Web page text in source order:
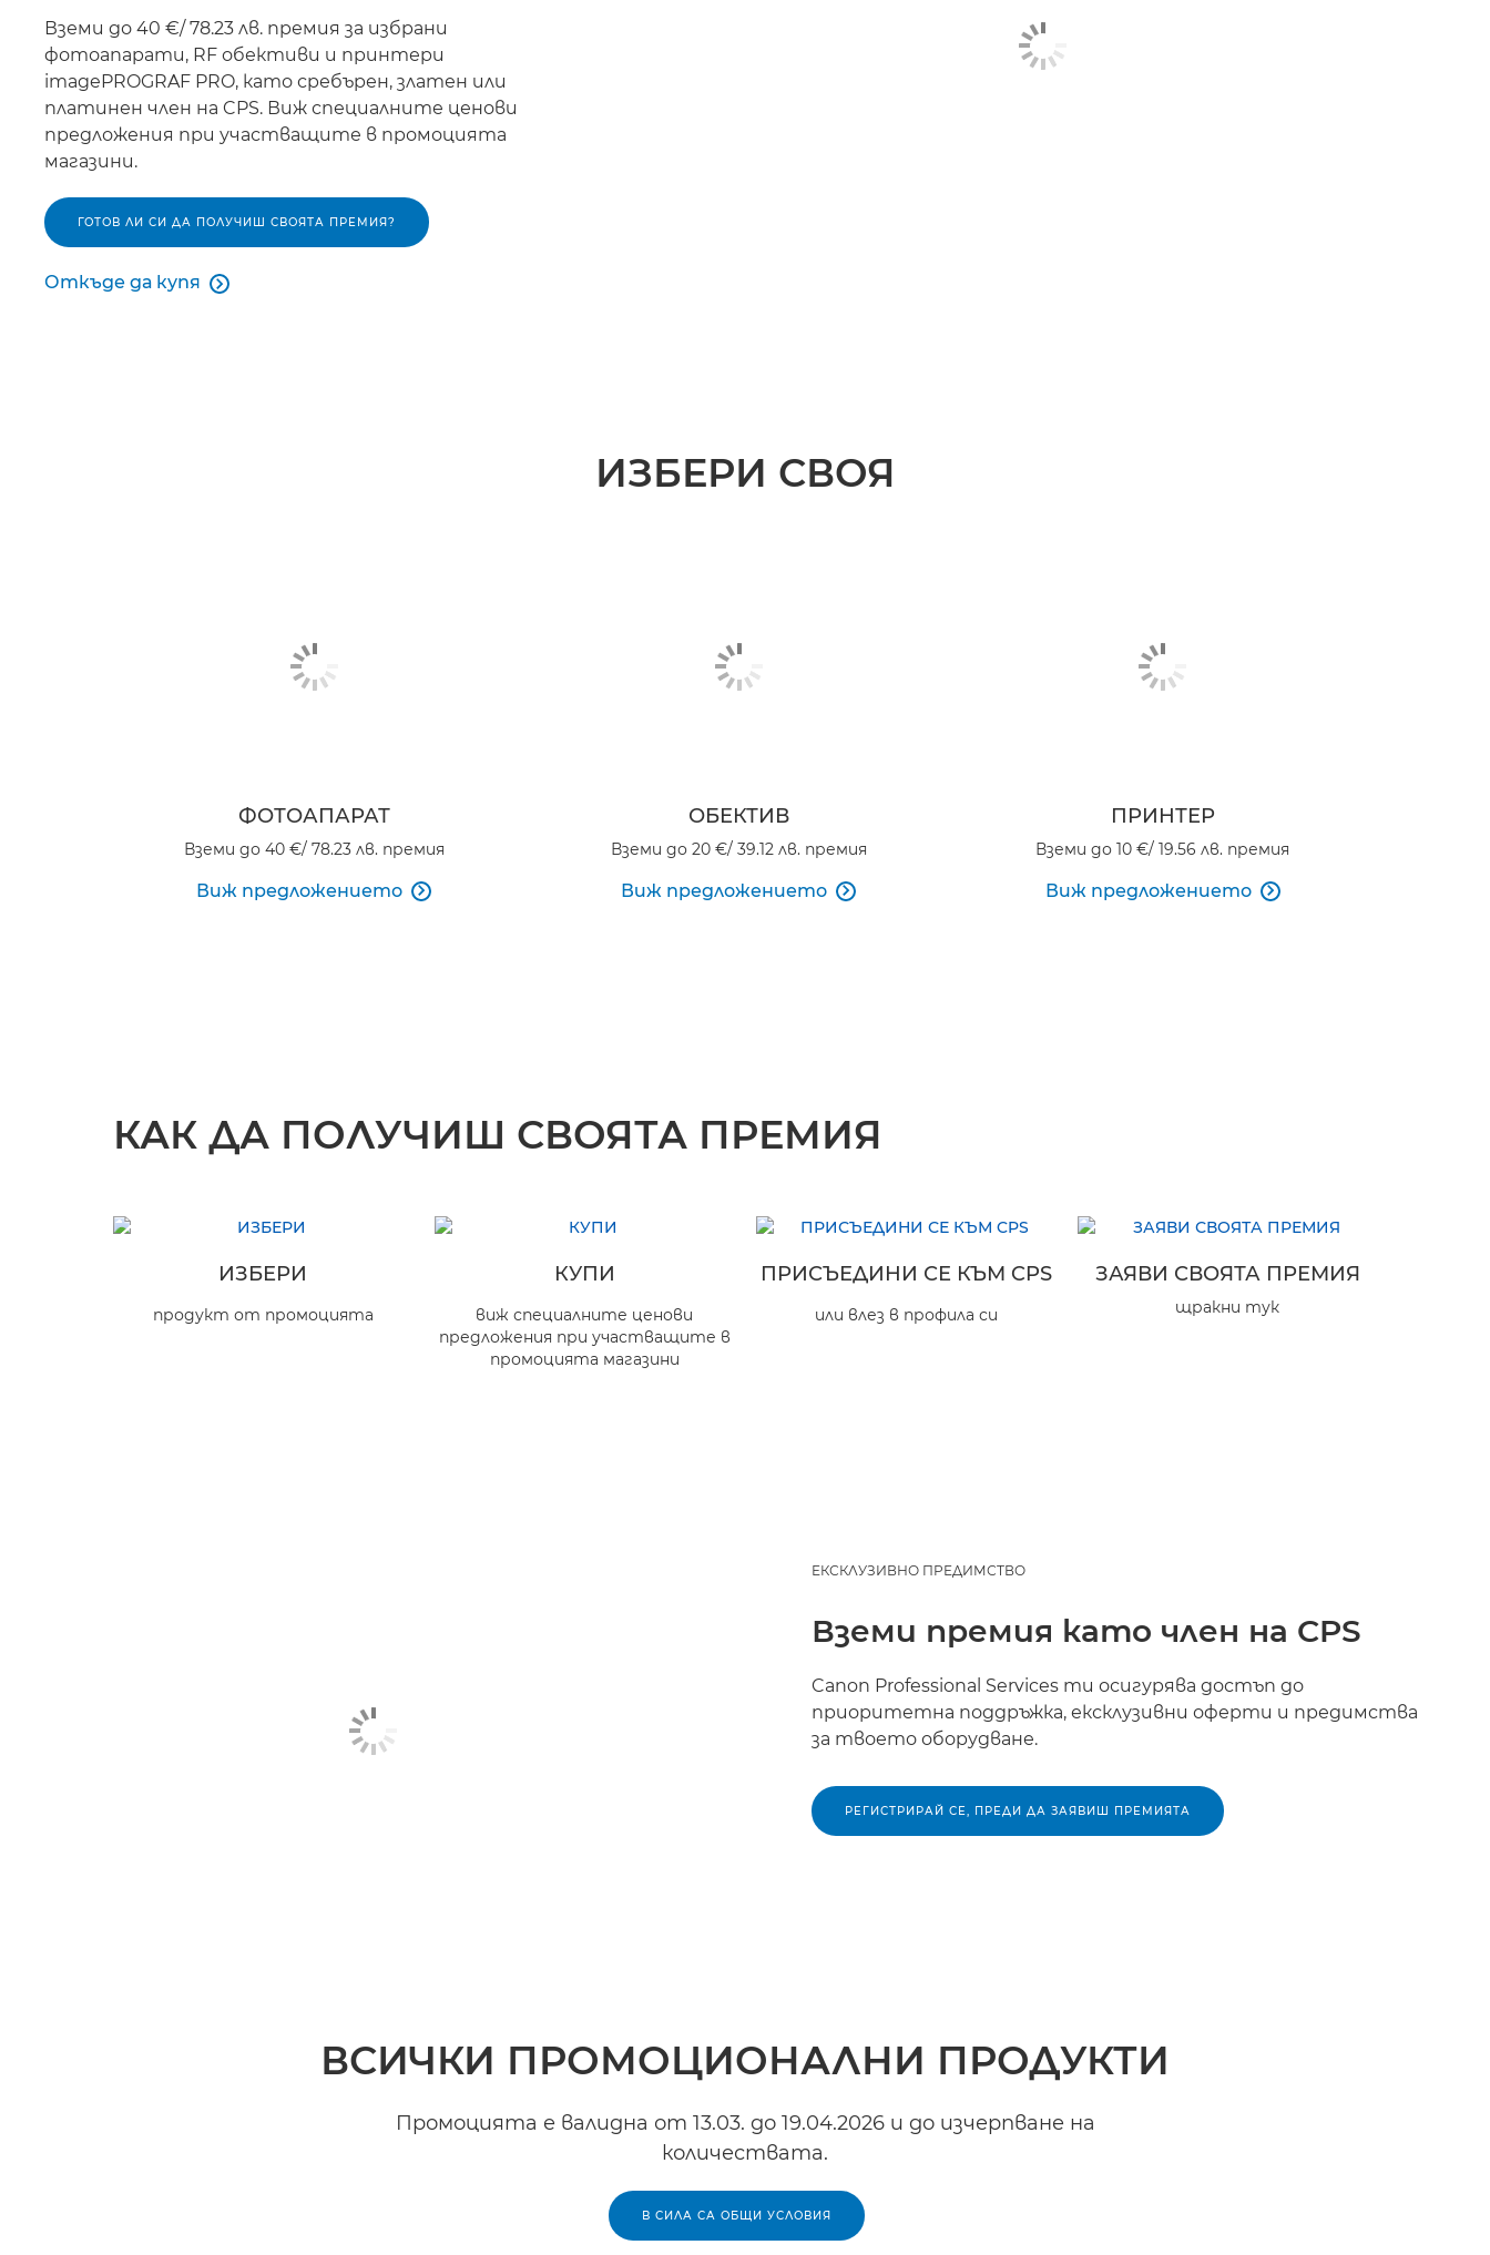
Вземи до 40 €/ 78.23 лв. премия за избрани
фотоапарати, RF обективи и принтери
imagePROGRAF PRO, като сребърен, златен или
платинен член на CPS. Виж специалните ценови
предложения при участващите в промоцията
магазини.
ГОТОВ ЛИ СИ ДА ПОЛУЧИШ СВОЯТА ПРЕМИЯ?
Откъде да купя 
ИЗБЕРИ СВОЯ
ФОТОАПАРАТ
Вземи до 40 €/ 78.23 лв. премия
Виж предложението 
ОБЕКТИВ
Вземи до 20 €/ 39.12 лв. премия
Виж предложението 
ПРИНТЕР
Вземи до 10 €/ 19.56 лв. премия
Виж предложението 
КАК ДА ПОЛУЧИШ СВОЯТА ПРЕМИЯ
ИЗБЕРИ
продукт от промоцията
КУПИ
виж специалните ценови
предложения при участващите в
промоцията магазини
ПРИСЪЕДИНИ СЕ КЪМ CPS
или влез в профила си
ЗАЯВИ СВОЯТА ПРЕМИЯ
щракни тук
ЕКСКЛУЗИВНО ПРЕДИМСТВО
Вземи премия като член на CPS
Canon Professional Services ти осигурява достъп до
приоритетна поддръжка, ексклузивни оферти и предимства
за твоето оборудване.
РЕГИСТРИРАЙ СЕ, ПРЕДИ ДА ЗАЯВИШ ПРЕМИЯТА
ВСИЧКИ ПРОМОЦИОНАЛНИ ПРОДУКТИ
Промоцията е валидна от 13.03. до 19.04.2026 и до изчерпване на
количествата.
В СИЛА СА ОБЩИ УСЛОВИЯ